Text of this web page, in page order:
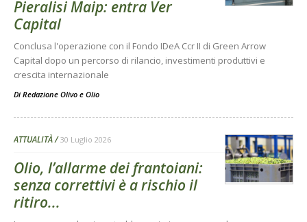
Pieralisi Maip: entra Ver
Capital
Conclusa l'operazione con il Fondo IDeA Ccr II di Green Arrow
Capital dopo un percorso di rilancio, investimenti produttivi e
crescita internazionale
Di Redazione Olivo e Olio
ATTUALITÀ 30 Luglio 2026
Olio, l’allarme dei frantoiani:
senza correttivi è a rischio il
ritiro...